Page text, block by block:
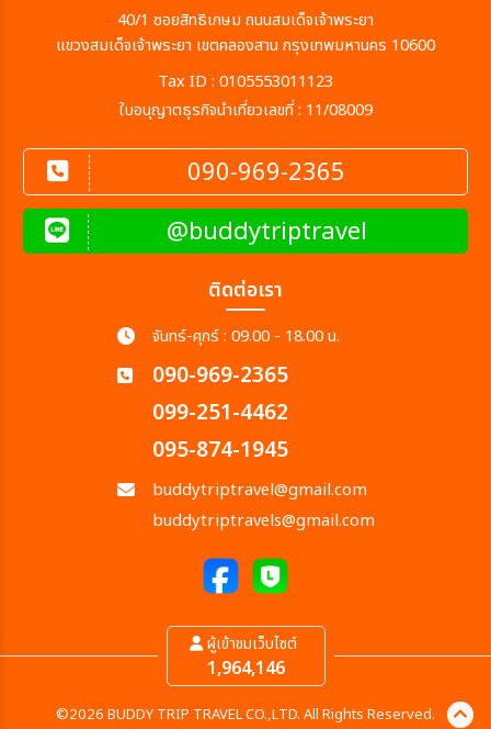
40/1 ซอยสิทธิเกษม ถนนสมเด็จเจ้าพระยา
แขวงสมเด็จเจ้าพระยา เขตคลองสาน กรุงเทพมหานคร 10600
Tax ID : 0105553011123
ใบอนุญาตธุรกิจนำเที่ยวเลขที่ : 11/08009
090-969-2365
@buddytriptravel
ติดต่อเรา
จันทร์-ศุกร์ : 09.00 - 18.00 น.
090-969-2365
099-251-4462
095-874-1945
buddytriptravel@gmail.com
buddytriptravels@gmail.com
ผู้เข้าชมเว็บไซต์
1,964,146
©2026 BUDDY TRIP TRAVEL CO.,LTD. All Rights Reserved.